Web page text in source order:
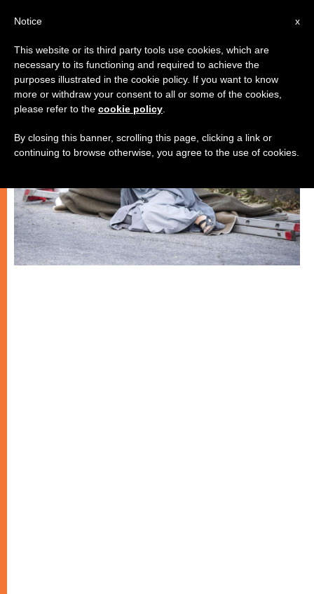
CHIESE LOCALI
x
Notice
This website or its third party tools use cookies, which are
necessary to its functioning and required to achieve the
purposes illustrated in the cookie policy. If you want to know
more or withdraw your consent to all or some of the cookies,
please refer to the cookie policy
By closing this banner, scrolling this page, clicking a link or
continuing to browse otherwise, you agree to the use of cookies.